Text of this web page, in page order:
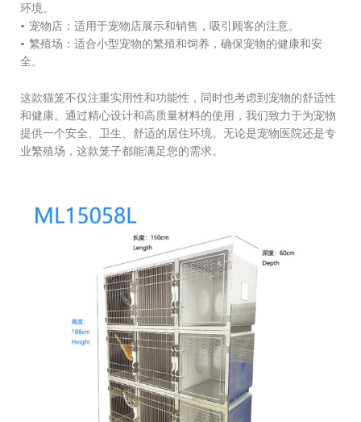
环境。
• 宠物店：适用于宠物店展示和销售，吸引顾客的注意。
• 繁殖场：适合小型宠物的繁殖和饲养，确保宠物的健康和安
全。
这款猫笼不仅注重实用性和功能性，同时也考虑到宠物的舒适性
和健康。通过精心设计和高质量材料的使用，我们致力于为宠物
提供一个安全、卫生、舒适的居住环境。无论是宠物医院还是专
业繁殖场，这款笼子都能满足您的需求。